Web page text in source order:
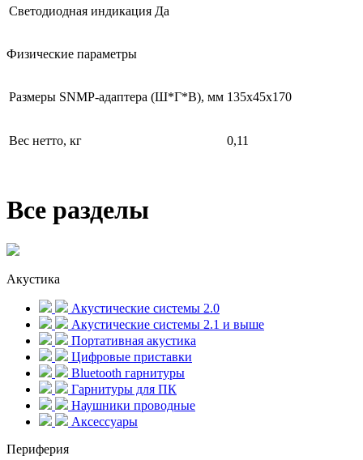
Светодиодная индикация Да
Физические параметры
Размеры SNMP-адаптера (Ш*Г*В), мм 135x45x170
Вес нетто, кг 0,11
Все разделы
Акустика
Акустические системы 2.0
Акустические системы 2.1 и выше
Портативная акустика
Цифровые приставки
Bluetooth гарнитуры
Гарнитуры для ПК
Наушники проводные
Аксессуары
Периферия